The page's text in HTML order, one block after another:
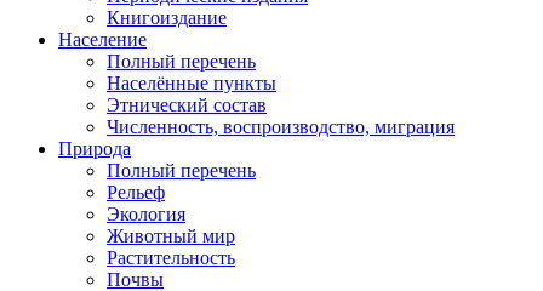
Книгоиздание
Население
Полный перечень
Населённые пункты
Этнический состав
Численность, воспроизводство, миграция
Природа
Полный перечень
Рельеф
Экология
Животный мир
Растительность
Почвы